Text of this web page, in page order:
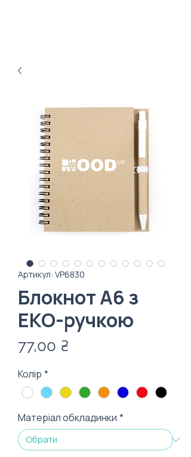
Артикул: VP6830
Блокнот A6 з
ЕКО-ручкою
77,00 ₴
Колір *
Матеріал обкладинки *